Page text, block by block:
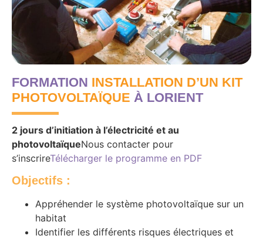
FORMATION INSTALLATION D’UN KIT
PHOTOVOLTAÏQUE À LORIENT
2 jours d’initiation à l’électricité et au
photovoltaïqueNous contacter pour
s’inscrireTélécharger le programme en PDF
Objectifs :
Appréhender le système photovoltaïque sur un
habitat
Identifier les différents risques électriques et